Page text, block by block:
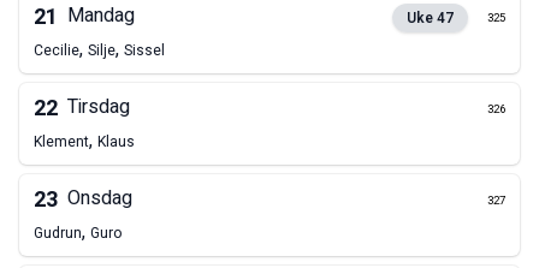
21 Mandag Uke47 325
Cecilie, Silje, Sissel
22 Tirsdag 326
Klement, Klaus
23 Onsdag 327
Gudrun, Guro